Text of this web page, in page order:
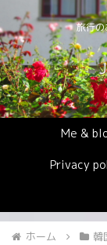
旅行
Me &
Privacy
ホーム 韓